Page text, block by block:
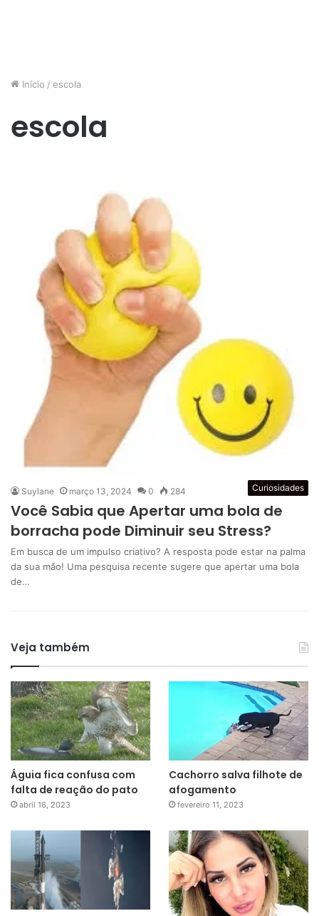
Início / escola
escola
Curiosidades
Suylane março 13, 2024 0 284
Você Sabia que Apertar uma bola de
borracha pode Diminuir seu Stress?
Em busca de um impulso criativo? A resposta pode estar na palma
da sua mão! Uma pesquisa recente sugere que apertar uma bola
de…
Veja também
Águia fica confusa com
falta de reação do pato
abril 16, 2023
Cachorro salva filhote de
afogamento
fevereiro 11, 2023